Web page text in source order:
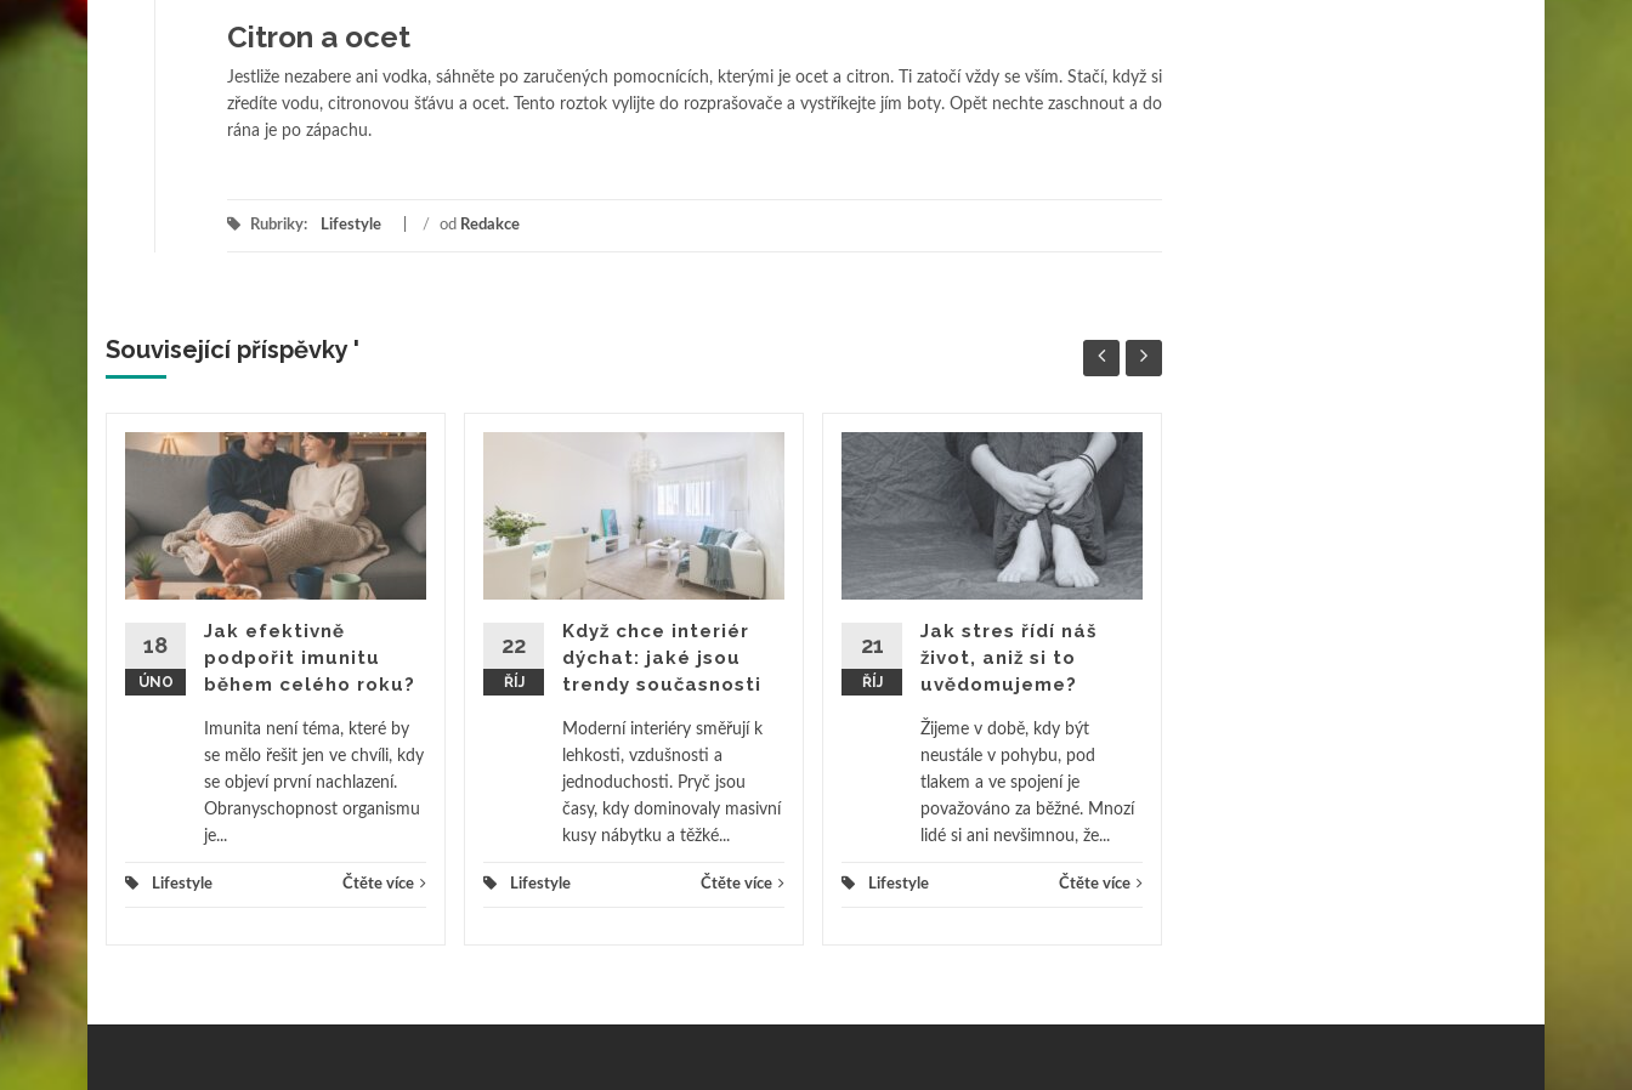
Citron a ocet
Jestliže nezabere ani vodka, sáhněte po zaručených pomocnících, kterými je ocet a citron. Ti zatočí vždy se vším. Stačí, když si
zředíte vodu, citronovou šťávu a ocet. Tento roztok vylijte do rozprašovače a vystříkejte jím boty. Opět nechte zaschnout a do
rána je po zápachu.
Rubriky: Lifestyle / od Redakce
Související příspěvky '
a
více
18
ÚNO
Jak efektivně
podpořit imunitu
během celého roku?
Imunita není téma, které by
se mělo řešit jen ve chvíli, kdy
se objeví první nachlazení.
Obranyschopnost organismu
je...
Lifestyle Čtěte více
22
ŘÍJ
Když chce interiér
dýchat: jaké jsou
trendy současnosti
Moderní interiéry směřují k
lehkosti, vzdušnosti a
jednoduchosti. Pryč jsou
časy, kdy dominovaly masivní
kusy nábytku a těžké...
Lifestyle Čtěte více
21
ŘÍJ
Jak stres řídí náš
život, aniž si to
uvědomujeme?
Žijeme v době, kdy být
neustále v pohybu, pod
tlakem a ve spojení je
považováno za běžné. Mnozí
lidé si ani nevšimnou, že...
Lifestyle Čtěte více